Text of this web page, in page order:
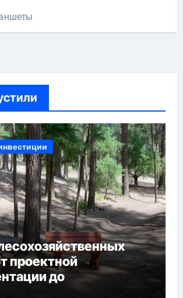
проектной
до